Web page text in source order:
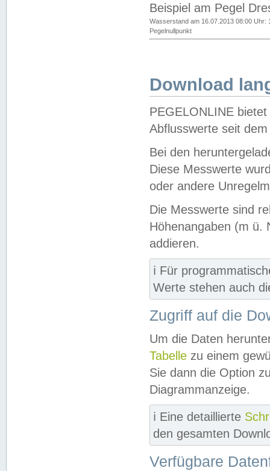
Beispiel am Pegel
Wasserstand am 16.07.2013 08:00 Uhr:
Pegelnullpunkt
Download
PEGELONLINE
Abflusswerte seit
Bei den
Diese Messwerte
oder andere
Die Messwerte sind
Höhenangaben (m ü.
addieren.
ℹ️ Für
Werte stehen auch
Zugriff auf die
Um die Daten
Tabelle zu einem
Sie dann die Option
Diagrammanzeige.
ℹ️ Eine detaillierte
den gesamten
Verfügbare